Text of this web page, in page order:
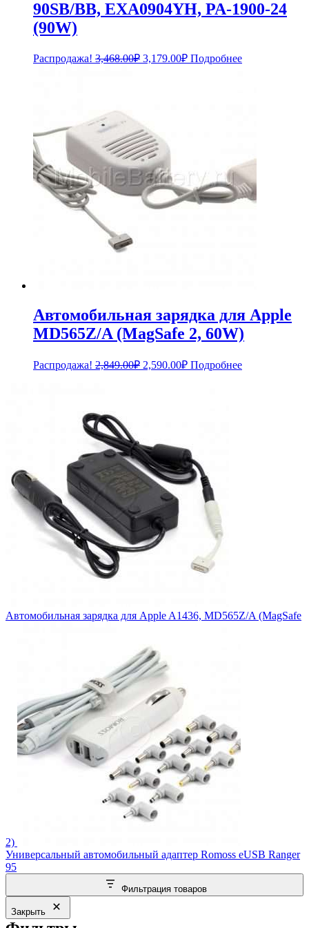
90SB/BB, EXA0904YH, PA-1900-24
(90W)
Распродажа! 3,468.00₽ Первоначальная
3,179.00₽Текущая
Подробнее
Автомобильная зарядка для Apple
MD565Z/A (MagSafe 2, 60W)
Распродажа! 2,849.00₽ Первоначальная
2,590.00₽Текущая
цена:
Подробнее
Автомобильная зарядка для Apple A1436, MD565Z/A (MagSafe
2)
Универсальный автомобильный адаптер Romoss eUSB Ranger
95
Фильтрация товаров
Закрыть